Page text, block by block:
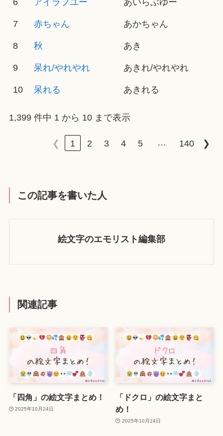
7 赤ちゃん あかちゃん
8 秋 あき
9 呆れ/やれやれ あきれ/やれやれ
10 呆れる あきれる
1,399 件中 1 から 10 まで表示
❮ 1 2 3 4 5 … 140 ❯
この記事を書いた人
絵文字のエモリスト編集部
関連記事
「四角」の絵文字まとめ！
2025年10月24日
「ドクロ」の絵文字まと
め！
2025年10月24日